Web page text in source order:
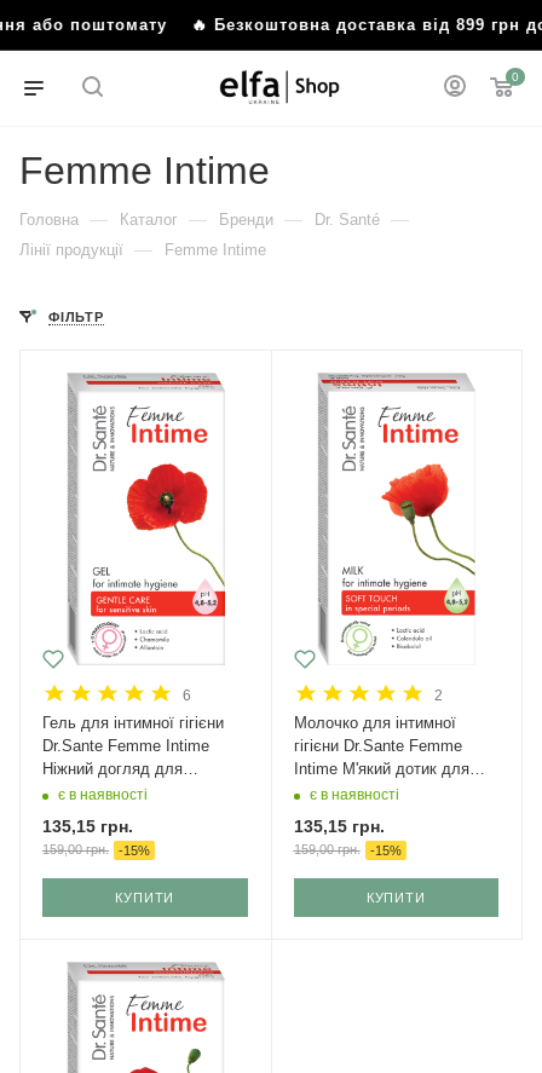
або поштомату 🔥 Безкоштовна доставка від 899 грн
0
Femme Intime
Головна — Каталог — Бренди — Dr. Santé —
Лінії продукції — Femme Intime
ФІЛЬТР
6
Гель для інтимної гігієни
Dr.Sante Femme Intime
Ніжний догляд для
чутливої ​​шкіри 230 мл
є в наявності
135,15 грн.
159,00грн. -15%
КУПИТИ
2
Молочко для інтимної
гігієни Dr.Sante Femme
Intime М'який дотик для
чутливої ​​шкіри 230 мл
є в наявності
135,15грн.
159,00грн. -15%
КУПИТИ